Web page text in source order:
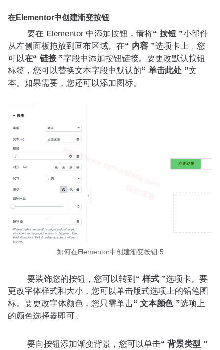
在Elementor中创建渐变按钮
要在 Elementor 中添加按钮，请将“ 按钮 ”小部件
从左侧面板拖放到画布区域。在“ 内容 ”选项卡上，您
可以在“ 链接 ”字段中添加按钮链接。要更改默认按钮
标签，您可以替换文本字段中默认的“ 单击此处 ”文
本。如果需要，您还可以添加图标。
如何在Elementor中创建渐变按钮 5
要装饰您的按钮，您可以转到 “ 样式 ”选项卡。要
更改字体样式和大小，您可以单击版式选项上的铅笔图
标。要更改字体颜色，您只需单击“ 文本颜色 ”选项上
的颜色选择器即可。
要向按钮添加渐变背景，您可以单击“ 背景类型 ”